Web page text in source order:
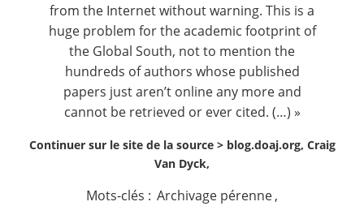
from the Internet without warning. This is a
huge problem for the academic footprint of
the Global South, not to mention the
hundreds of authors whose published
papers just aren’t online any more and
cannot be retrieved or ever cited. (…) »
Continuer sur le site de la source > blog.doaj.org, Craig
Van Dyck,
Mots-clés : Archivage pérenne,